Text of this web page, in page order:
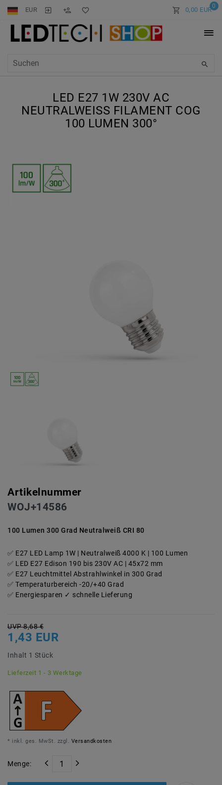
EUR 0
0,00 EUR
LED E27 1W 230V AC
NEUTRALWEISS FILAMENT COG 1
00 LUMEN 300°
Artikelnummer
WOJ+14586
100 Lumen 300 Grad Neutralweiß CRI 80
E27 LED Lamp 1W | Neutralweiß 4000 K | 100 Lumen
LED E27 Edison 190 bis 230V AC | 45x72 mm
E27 Leuchtmittel Abstrahlwinkel in 300 Grad
Temperaturbereich -20/+40 Grad
Energiesparen ✓ schnelle Lieferung
UVP 8,68 €
1,43 EUR
Inhalt 1 Stück
Lieferzeit 1 - 3 Werktage
* inkl. ges. MwSt. zzgl. Versandkosten
Menge: